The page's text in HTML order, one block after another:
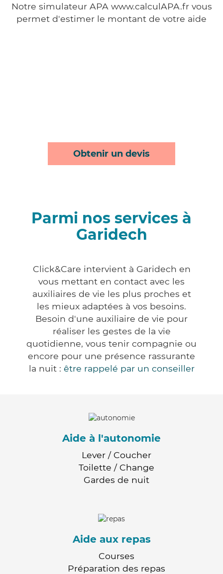
Notre simulateur APA www.calculAPA.fr vous
permet d'estimer le montant de votre aide
Obtenir un devis
Parmi nos services à
Garidech
Click&Care intervient à Garidech en
vous mettant en contact avec les
auxiliaires de vie les plus proches et
les mieux adaptées à vos besoins.
Besoin d'une auxiliaire de vie pour
réaliser les gestes de la vie
quotidienne, vous tenir compagnie ou
encore pour une présence rassurante
la nuit : être rappelé par un conseiller
Aide à l'autonomie
Lever / Coucher
Toilette / Change
Gardes de nuit
Aide aux repas
Courses
Préparation des repas